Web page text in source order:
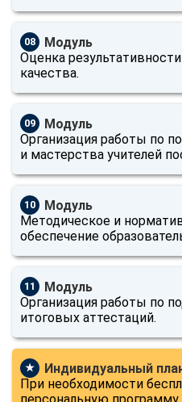
08
Модуль
Оценка
качества.
09
Модуль
Организация работы по
и мастерства учителей
10
Модуль
Методическое и
обеспечение
11
Модуль
Организация работы по
итоговых аттестаций.
★
Индивидуальный
При необходимости
ChatApp
online